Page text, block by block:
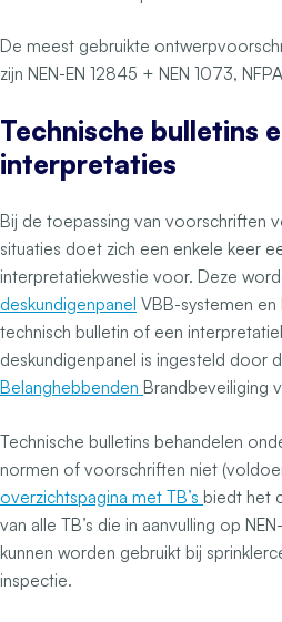
De meest gebruikte
zijn NEN-EN 12845 + NEN 1073,
Technische bulletins
interpretaties
Bij de toepassing van voorschriften
situaties doet zich een enkele keer
interpretatiekwestie voor. Deze
deskundigenpanel VBB-systemen
technisch bulletin of een
deskundigenpanel is ingesteld door
Belanghebbenden Brandbeveiliging
Technische bulletins behandelen
normen of voorschriften niet
overzichtspagina met TB’s biedt het
van alle TB’s die in aanvulling op
kunnen worden gebruikt bij
inspectie.